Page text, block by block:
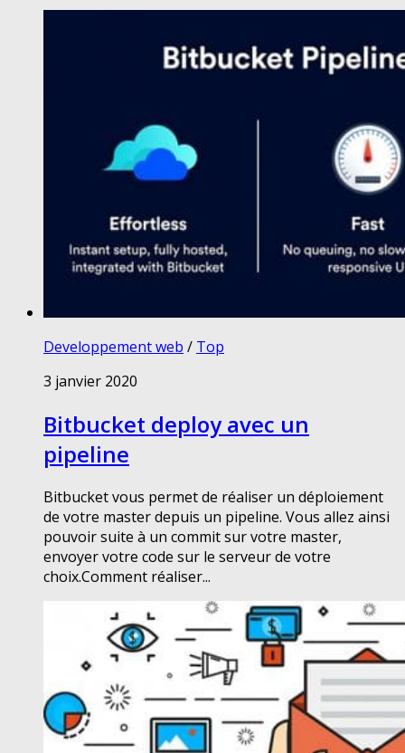
Developpement web / Top
3 janvier 2020
Bitbucket deploy avec un
pipeline
Bitbucket vous permet de réaliser un déploiement
de votre master depuis un pipeline. Vous allez ainsi
pouvoir suite à un commit sur votre master,
envoyer votre code sur le serveur de votre
choix.Comment réaliser...